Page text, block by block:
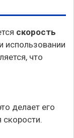
скорость
использовании
что
делает его
скорости.